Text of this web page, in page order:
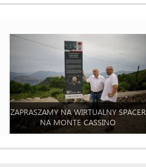
ZAPRASZAMY NA WIRTUALNY SPACER
NA MONTE CASSINO